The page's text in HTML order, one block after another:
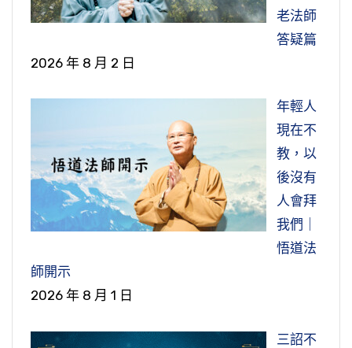
老法師
答疑篇
2026 年 8 月 2 日
年輕人
現在不
教，以
後沒有
人會拜
我們｜
悟道法
師開示
2026 年 8 月 1 日
三詔不